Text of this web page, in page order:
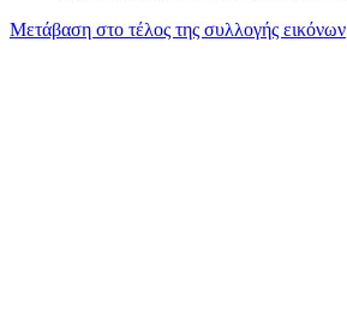
Μετάβαση στο τέλος της συλλογής εικόνων